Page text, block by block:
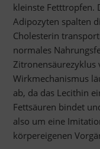
kleinste Fetttropfen.
Adipozyten spalten
Cholesterin
normales
Zitronensäurezyklus
Wirkmechanismus
ab, da das Lecithin
Fettsäuren bindet
also um eine
körpereigenen